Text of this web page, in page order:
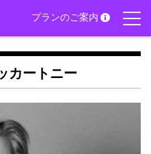
プランのご案内
カートニー